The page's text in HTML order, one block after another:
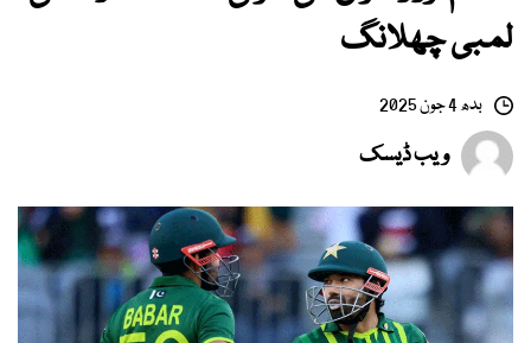
لمبی چھلانگ
بدھ 4 جون 2025
ویب ڈیسک